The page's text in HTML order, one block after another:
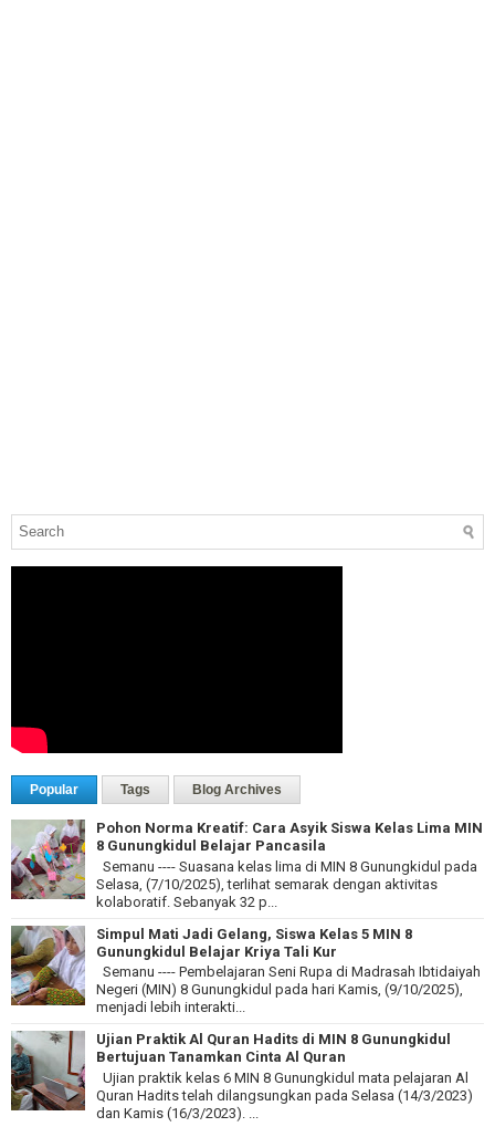
Popular Tags Blog Archives
Pohon Norma Kreatif: Cara Asyik Siswa Kelas Lima MIN
8 Gunungkidul Belajar Pancasila
Semanu ---- Suasana kelas lima di MIN 8 Gunungkidul pada
Selasa, (7/10/2025), terlihat semarak dengan aktivitas
kolaboratif. Sebanyak 32 p...
Simpul Mati Jadi Gelang, Siswa Kelas 5 MIN 8
Gunungkidul Belajar Kriya Tali Kur
Semanu ---- Pembelajaran Seni Rupa di Madrasah Ibtidaiyah
Negeri (MIN) 8 Gunungkidul pada hari Kamis, (9/10/2025),
menjadi lebih interakti...
Ujian Praktik Al Quran Hadits di MIN 8 Gunungkidul
Bertujuan Tanamkan Cinta Al Quran
Ujian praktik kelas 6 MIN 8 Gunungkidul mata pelajaran Al
Quran Hadits telah dilangsungkan pada Selasa (14/3/2023)
dan Kamis (16/3/2023). ...